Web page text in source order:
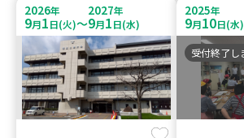
2026年
9月1日(火)～
2027年
9月1日(水)
2025年
9月10日(水)
受付終了し